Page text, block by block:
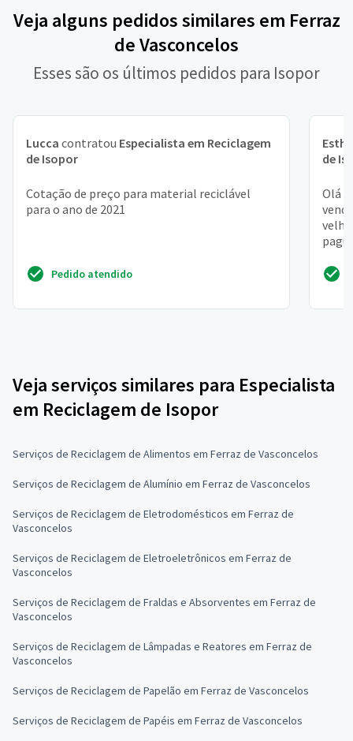
Veja alguns pedidos similares em Ferraz
de Vasconcelos
Esses são os últimos pedidos para Isopor
Lucca contratou Especialista em Reciclagem
de Isopor
Cotação de preço para material reciclável
para o ano de 2021
Pedido atendido
de
Olá
Veja serviços similares para Especialista
em Reciclagem de Isopor
Serviços de Reciclagem de Alimentos em Ferraz de Vasconcelos
Serviços de Reciclagem de Alumínio em Ferraz de Vasconcelos
Serviços de Reciclagem de Eletrodomésticos em Ferraz de
Vasconcelos
Serviços de Reciclagem de Eletroeletrônicos em Ferraz de
Vasconcelos
Serviços de Reciclagem de Fraldas e Absorventes em Ferraz de
Vasconcelos
Serviços de Reciclagem de Lâmpadas e Reatores em Ferraz de
Vasconcelos
Serviços de Reciclagem de Papelão em Ferraz de Vasconcelos
Serviços de Reciclagem de Papéis em Ferraz de Vasconcelos